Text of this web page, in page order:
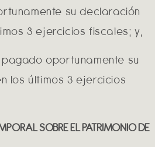
su declaración
3 ejercicios fiscales; y,
oportunamente su
los últimos 3 ejercicios
SOBRE EL PATRIMONIO DE